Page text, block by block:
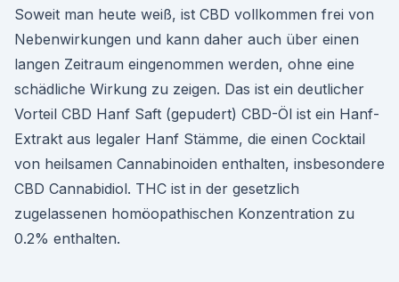
Soweit man heute weiß, ist CBD vollkommen frei von
Nebenwirkungen und kann daher auch über einen
langen Zeitraum eingenommen werden, ohne eine
schädliche Wirkung zu zeigen. Das ist ein deutlicher
Vorteil CBD Hanf Saft (gepudert) CBD-Öl ist ein Hanf-
Extrakt aus legaler Hanf Stämme, die einen Cocktail
von heilsamen Cannabinoiden enthalten, insbesondere
CBD Cannabidiol. THC ist in der gesetzlich
zugelassenen homöopathischen Konzentration zu
0.2% enthalten.